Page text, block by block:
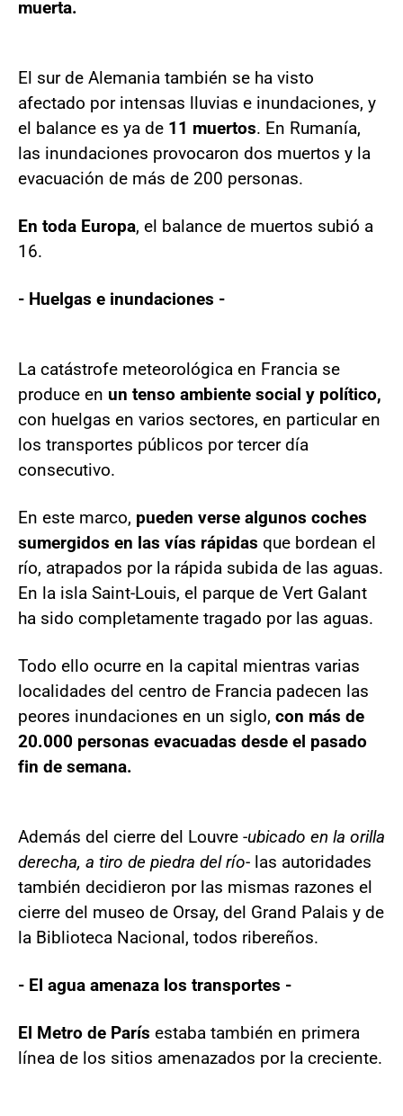
muerta.
El sur de Alemania también se ha visto
afectado por intensas lluvias e inundaciones, y
el balance es ya de 11 muertos. En Rumanía,
las inundaciones provocaron dos muertos y la
evacuación de más de 200 personas.
En toda Europa, el balance de muertos subió a
16.
- Huelgas e inundaciones -
La catástrofe meteorológica en Francia se
produce en un tenso ambiente social y político,
con huelgas en varios sectores, en particular en
los transportes públicos por tercer día
consecutivo.
En este marco, pueden verse algunos coches
sumergidos en las vías rápidas que bordean el
río, atrapados por la rápida subida de las aguas.
En la isla Saint-Louis, el parque de Vert Galant
ha sido completamente tragado por las aguas.
Todo ello ocurre en la capital mientras varias
localidades del centro de Francia padecen las
peores inundaciones en un siglo, con más de
20.000 personas evacuadas desde el pasado
fin de semana.
Además del cierre del Louvre -ubicado en la orilla
derecha, a tiro de piedra del río- las autoridades
también decidieron por las mismas razones el
cierre del museo de Orsay, del Grand Palais y de
la Biblioteca Nacional, todos ribereños.
- El agua amenaza los transportes -
El Metro de París estaba también en primera
línea de los sitios amenazados por la creciente.